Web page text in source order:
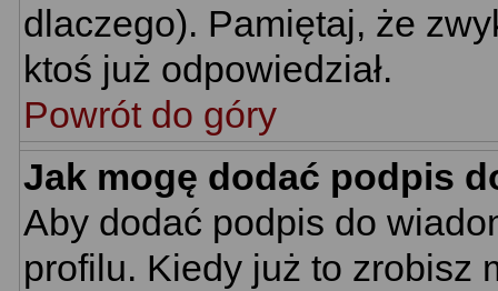
dlaczego). Pamiętaj, że
ktoś już odpowiedział.
Powrót do góry
Jak mogę dodać podpis
Aby dodać podpis do
profilu. Kiedy już to zrobisz